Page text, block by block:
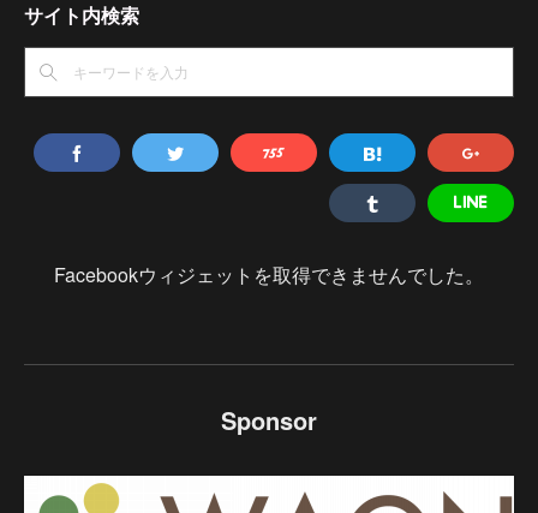
サイト内検索
Facebookウィジェットを取得できませんでした。
Sponsor